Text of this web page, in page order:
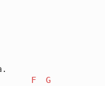
F
G